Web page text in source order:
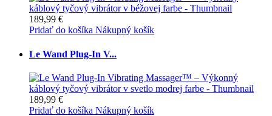
189,99 €
Pridať do košíka Nákupný košík
Le Wand Plug-In V...
189,99 €
Pridať do košíka Nákupný košík